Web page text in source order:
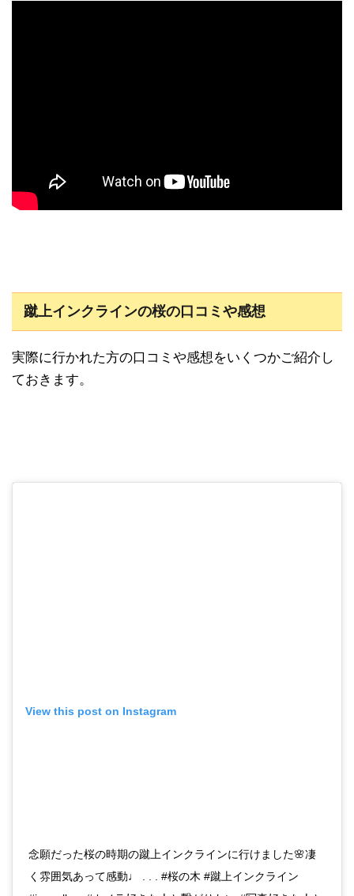
蹴上インクラインの桜の口コミや感想
実際に行かれた方の口コミや感想をいくつかご紹介し
ておきます。
View this post on Instagram
念願だった桜の時期の蹴上インクラインに行けました🌸凄
く雰囲気あって感動♩ . . . #桜の木 #蹴上インクライン